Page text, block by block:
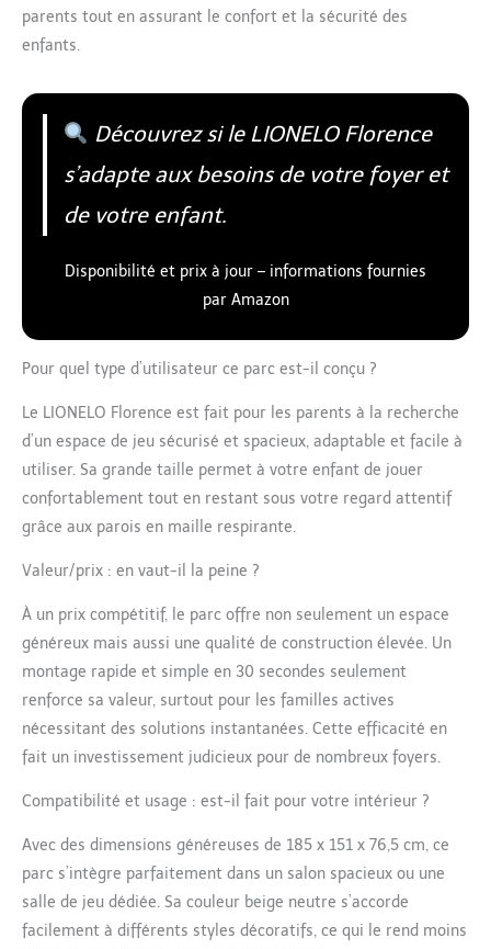
parents tout en assurant le confort et la sécurité des
enfants.
Découvrez si le LIONELO Florence
s’adapte aux besoins de votre foyer et
de votre enfant.
Disponibilité et prix à jour – informations fournies
par Amazon
Pour quel type d’utilisateur ce parc est-il conçu ?
Le LIONELO Florence est fait pour les parents à la recherche
d’un espace de jeu sécurisé et spacieux, adaptable et facile à
utiliser. Sa grande taille permet à votre enfant de jouer
confortablement tout en restant sous votre regard attentif
grâce aux parois en maille respirante.
Valeur/prix : en vaut-il la peine ?
À un prix compétitif, le parc offre non seulement un espace
généreux mais aussi une qualité de construction élevée. Un
montage rapide et simple en 30 secondes seulement
renforce sa valeur, surtout pour les familles actives
nécessitant des solutions instantanées. Cette efficacité en
fait un investissement judicieux pour de nombreux foyers.
Compatibilité et usage : est-il fait pour votre intérieur ?
Avec des dimensions généreuses de 185 x 151 x 76,5 cm, ce
parc s’intègre parfaitement dans un salon spacieux ou une
salle de jeu dédiée. Sa couleur beige neutre s’accorde
facilement à différents styles décoratifs, ce qui le rend moins